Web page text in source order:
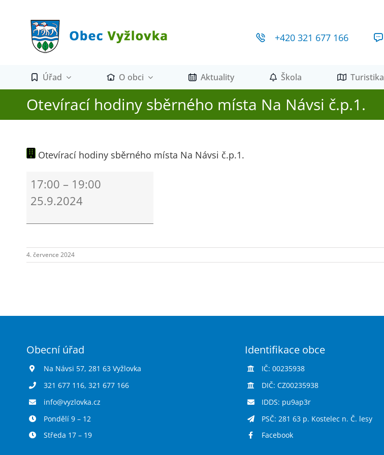
+420 321 677 166
Úřad O obci Aktuality Škola Turistika
Otevírací hodiny sběrného místa Na Návsi č.p.1.
Otevírací hodiny sběrného místa Na Návsi č.p.1.
hodiny
sběrného
Na
č.p.1.
17:00 – 19:00
25.9.2024
4. července 2024
Obecní úřad
Na Návsi 57, 281 63 Vyžlovka
321 677 116, 321 677 166
info@vyzlovka.cz
Pondělí 9 – 12
Středa 17 – 19
Identifikace obce
IČ: 00235938
DIČ: CZ00235938
IDDS: pu9ap3r
PSČ: 281 63 p. Kostelec n. Č. lesy
Facebook